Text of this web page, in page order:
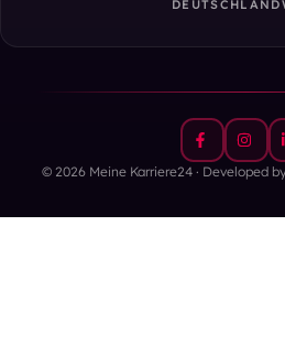
© 2026 Meine Karriere24 · Developed